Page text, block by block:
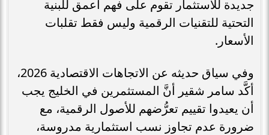
جديدة للاستثمار تقوم على فهم أعمق للبنية
التحتية للتقنيات الرقمية وليس فقط تقلبات
الأسعار.
وفي سياق حديثه عن الاتجاهات الاقتصادية 2026،
أكَّد سامر شقير أنَّ المستثمرين في الخليج يجب
أن يعيدوا تقييم تعرُّضهم للأصول الرقمية، مع
ضرورة عدم تجاوز نسب استثمارية مدروسة،